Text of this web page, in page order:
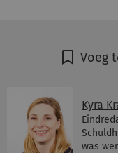
Voeg
Kyra
was